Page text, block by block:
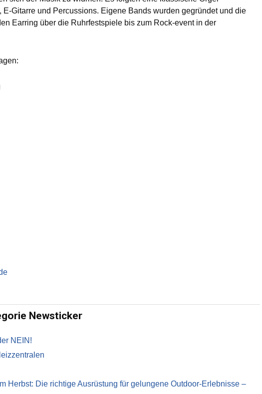
Gitarre und Percussions. Eigene Bands wurden gegründet und die
Earring über die Ruhrfestspiele bis zum Rock-event in der
Newsticker
NEIN!
Herbst: Die richtige Ausrüstung für gelungene Outdoor-Erlebnisse –